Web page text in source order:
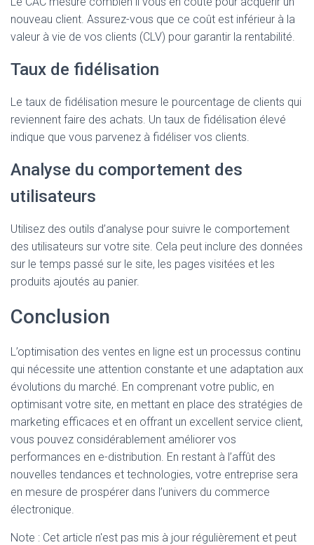
nouveau client. Assurez-vous que ce coût est inférieur à la
valeur à vie de vos clients (CLV) pour garantir la rentabilité.
Taux de fidélisation
Le taux de fidélisation mesure le pourcentage de clients qui
reviennent faire des achats. Un taux de fidélisation élevé
indique que vous parvenez à fidéliser vos clients.
Analyse du comportement des
utilisateurs
Utilisez des outils d’analyse pour suivre le comportement
des utilisateurs sur votre site. Cela peut inclure des données
sur le temps passé sur le site, les pages visitées et les
produits ajoutés au panier.
Conclusion
L’optimisation des ventes en ligne est un processus continu
qui nécessite une attention constante et une adaptation aux
évolutions du marché. En comprenant votre public, en
optimisant votre site, en mettant en place des stratégies de
marketing efficaces et en offrant un excellent service client,
vous pouvez considérablement améliorer vos
performances en e-distribution. En restant à l’affût des
nouvelles tendances et technologies, votre entreprise sera
en mesure de prospérer dans l’univers du commerce
électronique.
Note : Cet article n'est pas mis à jour régulièrement et peut